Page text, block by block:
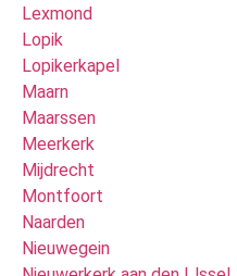
Lexmond
Lopik
Lopikerkapel
Maarn
Maarssen
Meerkerk
Mijdrecht
Montfoort
Naarden
Nieuwegein